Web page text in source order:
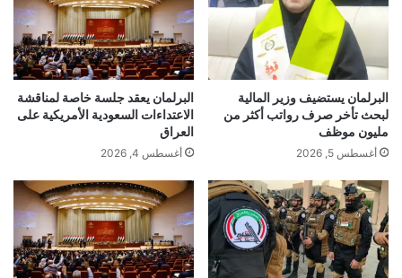
البرلمان يستضيف وزير المالية
لبحث تأخر صرف رواتب أكثر من
مليون موظف
أغسطس 5, 2026
البرلمان يعقد جلسة خاصة لمناقشة
الاعتداءات السعودية الأمريكية على
العراق
أغسطس 4, 2026